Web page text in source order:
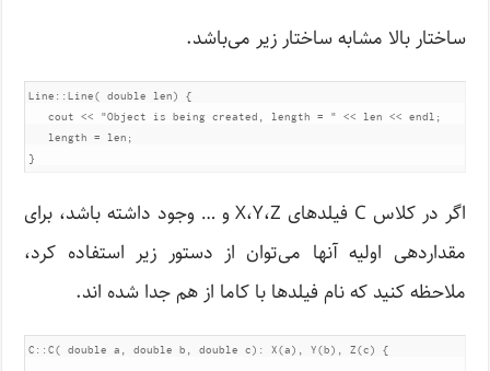
ساختار بالا مشابه ساختار زیر می‌باشد.
Line::Line( double len) {
   cout << "Object is being created, length = " << len << endl;
   length = len;
}
اگر در کلاس C فیلدهای X،Y،Z و … وجود داشته باشد، برای
مقداردهی اولیه آنها می‌توان از دستور زیر استفاده کرد،
ملاحظه کنید که نام فیلدها با کاما از هم جدا شده اند.
C::C( double a, double b, double c): X(a), Y(b), Z(c) {